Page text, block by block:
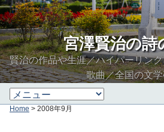
宮澤賢治の詩
賢治の作品や生涯／ハイパーリン
歌曲／全国の文
Home > 2008年9月